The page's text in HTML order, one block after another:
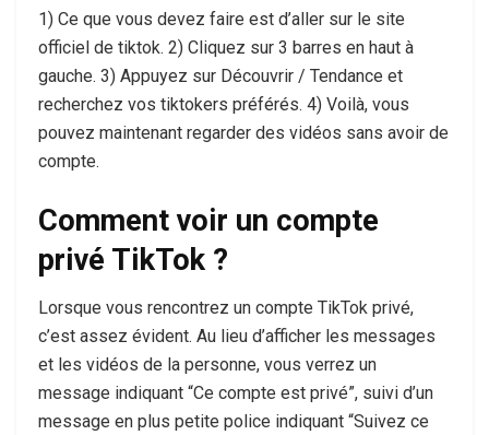
1) Ce que vous devez faire est d’aller sur le site
officiel de tiktok. 2) Cliquez sur 3 barres en haut à
gauche. 3) Appuyez sur Découvrir / Tendance et
recherchez vos tiktokers préférés. 4) Voilà, vous
pouvez maintenant regarder des vidéos sans avoir de
compte.
Comment voir un compte
privé TikTok ?
Lorsque vous rencontrez un compte TikTok privé,
c’est assez évident. Au lieu d’afficher les messages
et les vidéos de la personne, vous verrez un
message indiquant “Ce compte est privé”, suivi d’un
message en plus petite police indiquant “Suivez ce